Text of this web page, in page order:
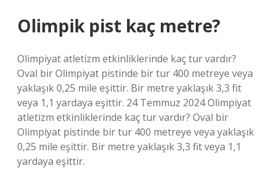
Olimpik pist kaç metre?
Olimpiyat atletizm etkinliklerinde kaç tur vardır?
Oval bir Olimpiyat pistinde bir tur 400 metreye veya
yaklaşık 0,25 mile eşittir. Bir metre yaklaşık 3,3 fit
veya 1,1 yardaya eşittir. 24 Temmuz 2024 Olimpiyat
atletizm etkinliklerinde kaç tur vardır? Oval bir
Olimpiyat pistinde bir tur 400 metreye veya yaklaşık
0,25 mile eşittir. Bir metre yaklaşık 3,3 fit veya 1,1
yardaya eşittir.